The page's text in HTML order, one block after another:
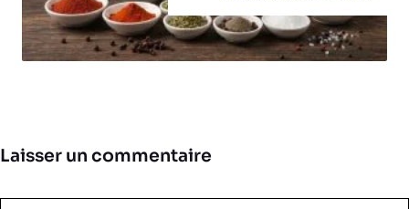
Laisser un commentaire